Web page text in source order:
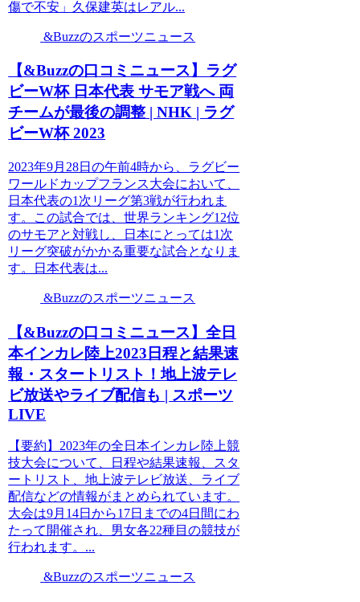
傷で不安」久保建英はレアル...
&Buzzのスポーツニュース
【&Buzzの口コミニュース】ラグ
ビーW杯 日本代表 サモア戦へ 両
チームが最後の調整 | NHK | ラグ
ビーW杯 2023
2023年9月28日の午前4時から、ラグビー
ワールドカップフランス大会において、
日本代表の1次リーグ第3戦が行われま
す。この試合では、世界ランキング12位
のサモアと対戦し、日本にとっては1次
リーグ突破がかかる重要な試合となりま
す。日本代表は...
&Buzzのスポーツニュース
【&Buzzの口コミニュース】全日
本インカレ陸上2023日程と結果速
報・スタートリスト！地上波テレ
ビ放送やライブ配信も | スポーツ
LIVE
【要約】2023年の全日本インカレ陸上競
技大会について、日程や結果速報、スタ
ートリスト、地上波テレビ放送、ライブ
配信などの情報がまとめられています。
大会は9月14日から17日までの4日間にわ
たって開催され、男女各22種目の競技が
行われます。...
&Buzzのスポーツニュース